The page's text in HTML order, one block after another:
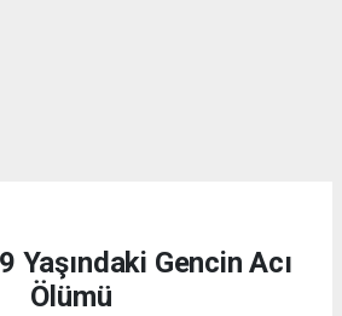
Yaşındaki Gencin Acı
Ölümü